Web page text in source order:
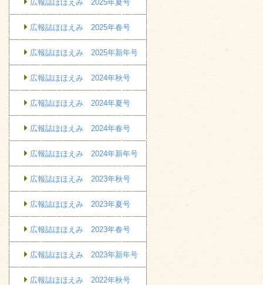
広報誌ほほえみ 2025年夏号
広報誌ほほえみ 2025年春号
広報誌ほほえみ 2025年新年号
広報誌ほほえみ 2024年秋号
広報誌ほほえみ 2024年夏号
広報誌ほほえみ 2024年春号
広報誌ほほえみ 2024年新年号
広報誌ほほえみ 2023年秋号
広報誌ほほえみ 2023年夏号
広報誌ほほえみ 2023年春号
広報誌ほほえみ 2023年新年号
広報誌ほほえみ 2022年秋号